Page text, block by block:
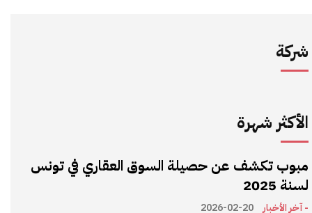
شركة
الأكثر شهرة
مبوب تكشف عن حصيلة السوق العقاري في تونس
لسنة 2025
- آخر الأخبار 2026-02-20